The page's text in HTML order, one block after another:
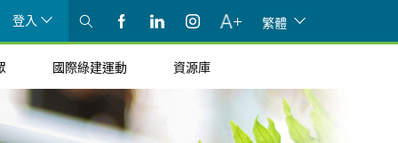
登入 繁體
國際綠建運動 資源庫